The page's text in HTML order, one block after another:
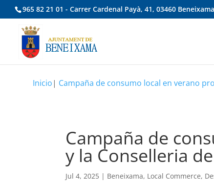
965 82 21 01 - Carrer Cardenal Payà, 41, 03460 Beneixama
Inicio| Campaña de consumo local en verano
Campaña de
y la Conselleria
Jul 4, 2025 | Beneixama, Local Commerce,